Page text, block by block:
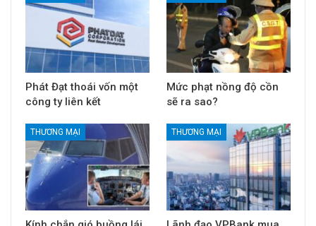
Phát Đạt thoái vốn một
công ty liên kết
Mức phạt nồng độ cồn
sẽ ra sao?
THƯƠNG MẠI THƯƠNG MẠI